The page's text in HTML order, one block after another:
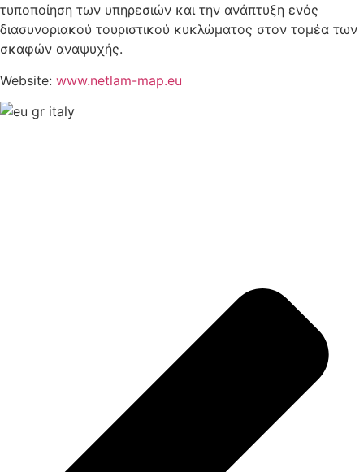
τυποποίηση των υπηρεσιών και την ανάπτυξη ενός
διασυνοριακού τουριστικού κυκλώματος στον τομέα των
σκαφών αναψυχής.
Website: www.netlam-map.eu